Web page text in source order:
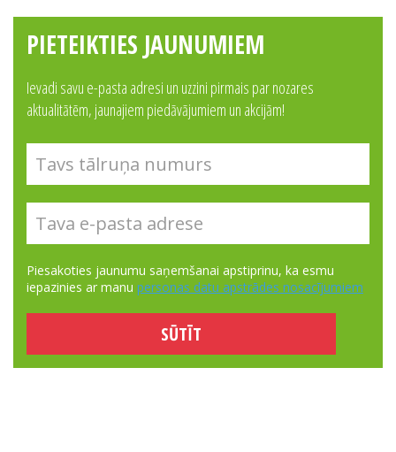
PIETEIKTIES JAUNUMIEM
Ievadi savu e-pasta adresi un uzzini pirmais par nozares
aktualitātēm, jaunajiem piedāvājumiem un akcijām!
Piesakoties jaunumu saņemšanai apstiprinu, ka esmu
iepazinies ar manu personas datu apstrādes nosacījumiem